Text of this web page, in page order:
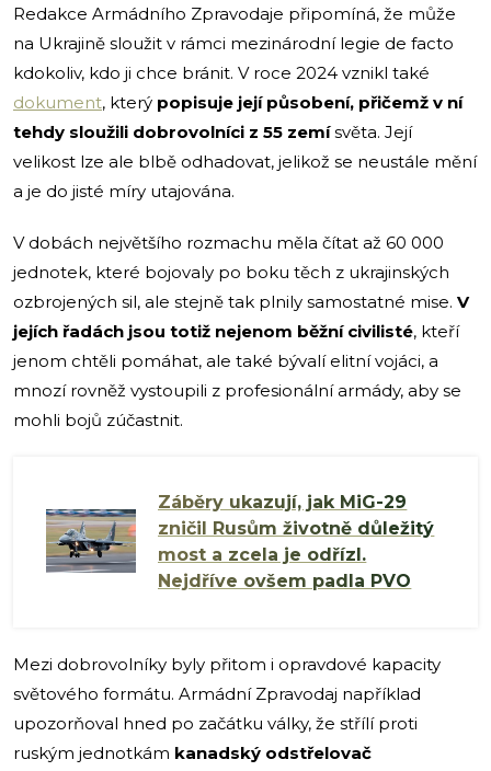
Redakce Armádního Zpravodaje připomíná, že může
na Ukrajině sloužit v rámci mezinárodní legie de facto
kdokoliv, kdo ji chce bránit. V roce 2024 vznikl také
dokument, který popisuje její působení, přičemž v ní
tehdy sloužili dobrovolníci z 55 zemísvěta. Její
velikost lze ale blbě odhadovat, jelikož se neustále mění
a je do jisté míry utajována.
V dobách největšího rozmachu měla čítat až 60 000
jednotek, které bojovaly po boku těch z ukrajinských
ozbrojených sil, ale stejně tak plnily samostatné mise. V
jejích řadách jsou totiž nejenom běžní civilisté, kteří
jenom chtěli pomáhat, ale také bývalí elitní vojáci, a
mnozí rovněž vystoupili z profesionální armády, aby se
mohli bojů zúčastnit.
Záběry ukazují, jak MiG-29
zničil Rusům životně důležitý
most a zcela je odřízl.
Nejdříve ovšem padla PVO
Mezi dobrovolníky byly přitom i opravdové kapacity
světového formátu. Armádní Zpravodaj například
upozorňoval hned po začátku války, že střílí proti
ruským jednotkám kanadský odstřelovač